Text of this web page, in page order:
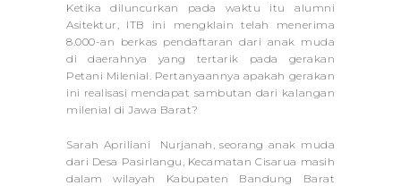
Ketika diluncurkan pada waktu itu alumni
Asitektur, ITB ini mengklain telah menerima
8.000-an berkas pendaftaran dari anak muda
di daerahnya yang tertarik pada gerakan
Petani Milenial. Pertanyaannya apakah gerakan
ini realisasi mendapat sambutan dari kalangan
milenial di Jawa Barat?
Sarah Apriliani Nurjanah, seorang anak muda
dari Desa Pasirlangu, Kecamatan Cisarua masih
dalam wilayah Kabupaten Bandung Barat